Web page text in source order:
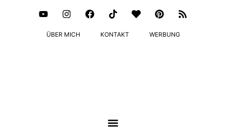
ÜBER MICH KONTAKT WERBUNG